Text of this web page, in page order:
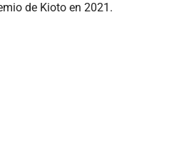
de Kioto en 2021.